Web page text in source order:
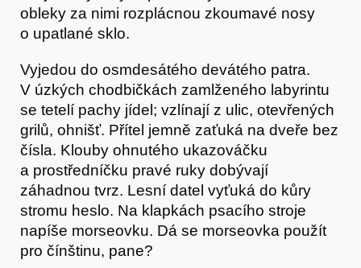
obleky za nimi rozplácnou zkoumavé nosy
o upatlané sklo.
Vyjedou do osmdesátého devátého patra.
V úzkých chodbičkách zamlženého labyrintu
se tetelí pachy jídel; vzlínají z ulic, otevřených
grilů, ohnišť. Přítel jemně zaťuká na dveře bez
čísla. Klouby ohnutého ukazováčku
a prostředníčku pravé ruky dobývají
záhadnou tvrz. Lesní datel vyťuká do kůry
stromu heslo. Na klapkách psacího stroje
napíše morseovku. Dá se morseovka použít
pro čínštinu, pane?